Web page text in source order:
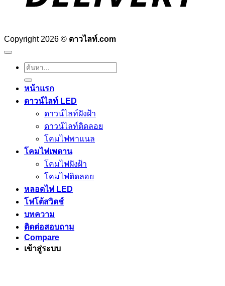
Copyright 2026 © ดาวไลท์.com
ค้นหา:
หน้าแรก
ดาวน์ไลท์ LED
ดาวน์ไลท์ฝังฝ้า
ดาวน์ไลท์ติดลอย
โคมไฟพาแนล
โคมไฟเพดาน
โคมไฟฝังฝ้า
โคมไฟติดลอย
หลอดไฟ LED
โฟโต้สวิตช์
บทความ
ติดต่อสอบถาม
Compare
เข้าสู่ระบบ